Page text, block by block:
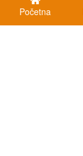
Početna